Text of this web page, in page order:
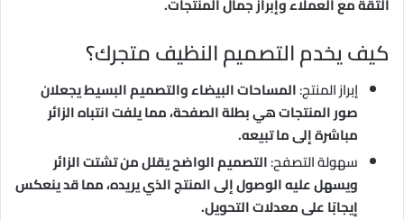
الثقة مع العملاء وإبراز جمال المنتجات.
كيف يخدم التصميم النظيف متجرك؟
إبراز المنتج:المساحات البيضاء والتصميم البسيط يجعلان
صور المنتجات هي بطلة الصفحة، مما يلفت انتباه الزائر
مباشرة إلى ما تبيعه.
سهولة التصفح:التصميم الواضح يقلل من تشتت الزائر
ويسهل عليه الوصول إلى المنتج الذي يريده، مما قد ينعكس
إيجابًا على معدلات التحويل.